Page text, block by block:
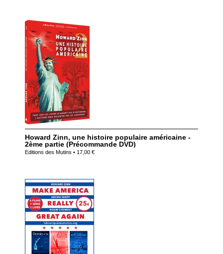
Howard Zinn, une histoire populaire américaine -
2ème partie (Précommande DVD)
Editions des Mutins • 17,00 €